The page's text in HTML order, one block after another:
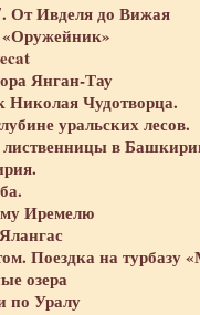
От Ивделя до Вижая
Янган-Тау
Николая Чудотворца.
уральских лесов.
в
Иремелю
Поездка на турбазу
озера
по Уралу